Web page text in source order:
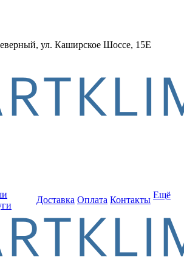
ул. Каширское Шоссе, 15Е
Доставка Оплата Контакты Ещё